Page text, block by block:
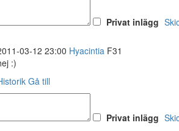
Privat inlägg
03-12 23:00 Hyacintia F31
:)
Gå till
Privat inlägg